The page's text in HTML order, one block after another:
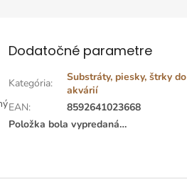
Dodatočné parametre
Kategória:
Substráty, piesky, štrky do
akvárií
EAN:
8592641023668
Položka bola vypredaná…